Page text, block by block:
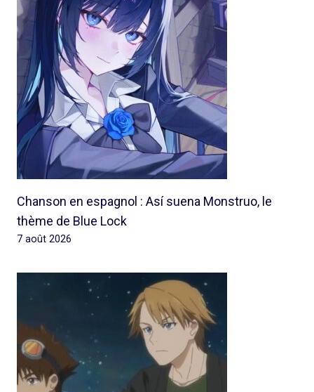
Chanson en espagnol : Así suena Monstruo, le
thème de Blue Lock
7 août 2026